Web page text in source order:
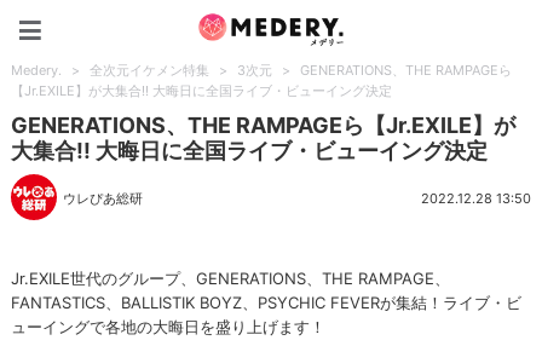
Medery. > 全次元イケメン特集 > 3次元 >
GENERATIONS、THE RAMPAGEら
【Jr.EXILE】が大集合!! 大晦日に全国ライブ・ビューイング決定
GENERATIONS、THE RAMPAGEら【Jr.EXILE】が
大集合!! 大晦日に全国ライブ・ビューイング決定
ウレぴあ総研 2022.12.28 13:50
Jr.EXILE世代のグループ、GENERATIONS、THE RAMPAGE、
FANTASTICS、BALLISTIK BOYZ、PSYCHIC FEVERが集結！ライブ・ビ
ューイングで各地の大晦日を盛り上げます！